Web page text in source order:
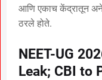
आणि एकाच केंद्रातून
ठरले होते.
NEET-UG
Leak; CBI to